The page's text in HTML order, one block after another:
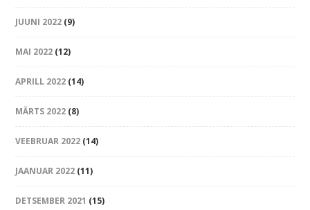
JUUNI 2022 (9)
MAI 2022 (12)
APRILL 2022 (14)
MÄRTS 2022 (8)
VEEBRUAR 2022 (14)
JAANUAR 2022 (11)
DETSEMBER 2021 (15)